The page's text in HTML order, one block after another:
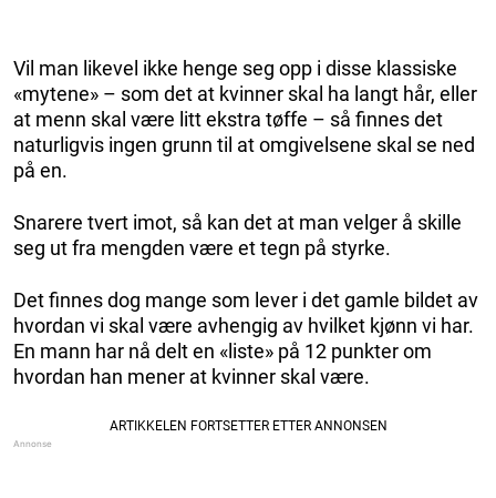
Vil man likevel ikke henge seg opp i disse klassiske
«mytene» – som det at kvinner skal ha langt hår, eller
at menn skal være litt ekstra tøffe – så finnes det
naturligvis ingen grunn til at omgivelsene skal se ned
på en.
Snarere tvert imot, så kan det at man velger å skille
seg ut fra mengden være et tegn på styrke.
Det finnes dog mange som lever i det gamle bildet av
hvordan vi skal være avhengig av hvilket kjønn vi har.
En mann har nå delt en «liste» på 12 punkter om
hvordan han mener at kvinner skal være.